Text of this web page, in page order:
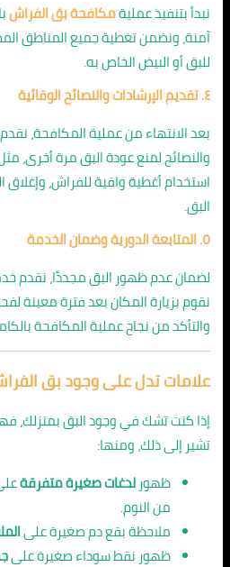
نبدأ بتنفيذ عمليةمكافحة بق الفراش
آمنة، ونضمن تغطية جميع المناطق
للبق أو البيض الخاص به.
٤. تقديم الإرشادات والنصائح الوقائية
بعد الانتهاء من عملية المكافحة،
والنصائح لمنع عودة البق مرة أخرى،
استخدام أغطية واقية للفراش،
البق.
٥. المتابعة الدورية وضمان الخدمة
لضمان عدم ظهور البق مجددًا، نقدم
نقوم بزيارة المكان بعد فترة معينة
والتأكد من نجاح عملية المكافحة
علامات تدل على وجود بق
إذا كنت تشك في وجود البق بمنزلك،
تشير إلى ذلك، ومنها:
ظهورلدغات صغيرة متفرقة
من النوم.
ملاحظة بقع دم صغيرة على
ظهور نقط سوداء صغيرة على